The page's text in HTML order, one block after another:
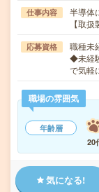
仕事内容
半導体
【取
応募資格
職種未
◆未経
で気軽
職場の雰囲気
年齢層
20
気になる!